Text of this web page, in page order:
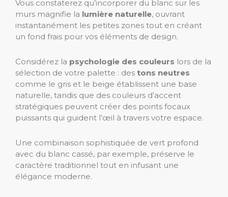
Vous constaterez qu’incorporer du blanc sur les
murs magnifie la lumière naturelle, ouvrant
instantanément les petites zones tout en créant
un fond frais pour vos éléments de design.
Considérez la psychologie des couleurs lors de la
sélection de votre palette : des tons neutres
comme le gris et le beige établissent une base
naturelle, tandis que des couleurs d’accent
stratégiques peuvent créer des points focaux
puissants qui guident l’œil à travers votre espace.
Une combinaison sophistiquée de vert profond
avec du blanc cassé, par exemple, préserve le
caractère traditionnel tout en infusant une
élégance moderne.